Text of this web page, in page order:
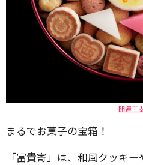
開運干
まるでお菓子の宝箱！
「冨貴寄」は、和風クッキ